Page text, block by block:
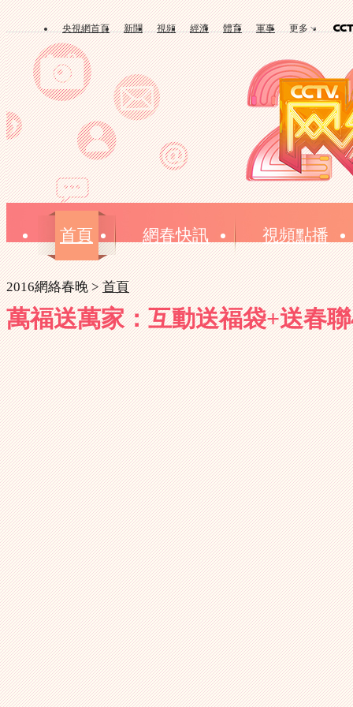
央視網首頁 新聞 視頻 經濟 體育 軍事 更多
首頁 網春快訊 視頻點播
2016網絡春晚 >首頁
萬福送萬家：互動送福袋+送春